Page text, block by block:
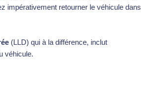
impérativement retourner le véhicule dans
(LLD) qui à la différence, inclut
véhicule.